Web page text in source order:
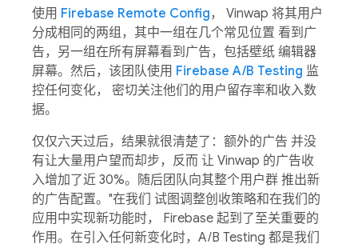
使用 Firebase Remote Config， Vinwap 将其用户
分成相同的两组，其中一组在几个常见位置 看到广
告，另一组在所有屏幕看到广告，包括壁纸 编辑器
屏幕。然后，该团队使用 Firebase A/B Testing 监
控任何变化， 密切关注他们的用户留存率和收入数
据。
仅仅六天过后，结果就很清楚了：额外的广告 并没
有让大量用户望而却步，反而 让 Vinwap 的广告收
入增加了近 30%。随后团队向其整个用户群 推出新
的广告配置。"在我们 试图调整创收策略和在我们的
应用中实现新功能时， Firebase 起到了至关重要的
作用。在引入任何新变化时，A/B Testing 都是我们